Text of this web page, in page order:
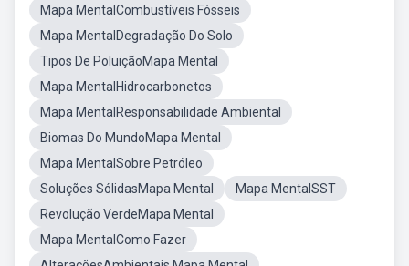
Mapa MentalCombustíveis Fósseis
Mapa MentalDegradação Do Solo
Tipos De PoluiçãoMapa Mental
Mapa MentalHidrocarbonetos
Mapa MentalResponsabilidade Ambiental
Biomas Do MundoMapa Mental
Mapa MentalSobre Petróleo
Soluções SólidasMapa Mental
Mapa MentalSST
Revolução VerdeMapa Mental
Mapa MentalComo Fazer